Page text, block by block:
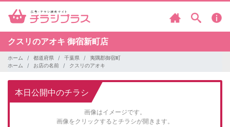
クスリのアオキ 御宿新町店
ホーム 都道府県 千葉県
夷隅郡御宿町
ホーム
お店の名前 クスリのアオキ
本日公開中のチラシ
画像はイメージです。
画像をクリックするとチラシが開きます。